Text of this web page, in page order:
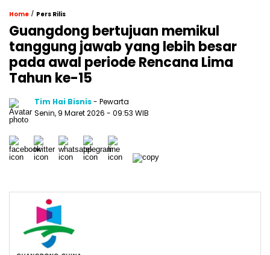
Home / Pers Rilis
Guangdong bertujuan memikul
tanggung jawab yang lebih besar
pada awal periode Rencana Lima
Tahun ke-15
Tim Hai Bisnis- Pewarta
Senin, 9 Maret 2026 - 09:53 WIB